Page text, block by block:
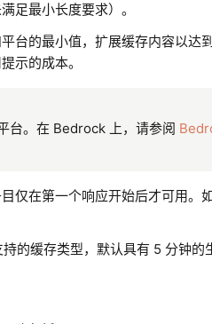
足最小长度要求）。
台的最小值，扩展缓存内容以
示的成本。
台。在 Bedrock 上，请参阅
仅在第一个响应开始后才可用
的缓存类型，默认具有 5 分钟的